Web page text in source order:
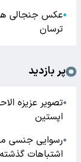
●عکس جنجالی
ترسان
پر بازدید
●تصویر عزیزه
اپستین
●
اشتباهات گذشته